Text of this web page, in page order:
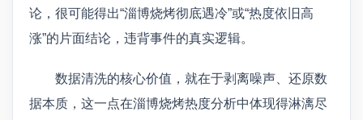
论，很可能得出“淄博烧烤彻底遇冷”或“热度依旧高
涨”的片面结论，违背事件的真实逻辑。
数据清洗的核心价值，就在于剥离噪声、还原数
据本质，这一点在淄博烧烤热度分析中体现得淋漓尽